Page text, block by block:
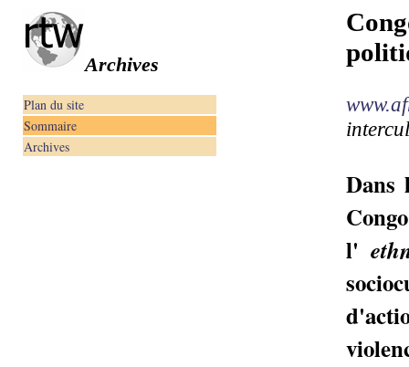
Archives
Plan du site
Sommaire
Archives
Dans
l'